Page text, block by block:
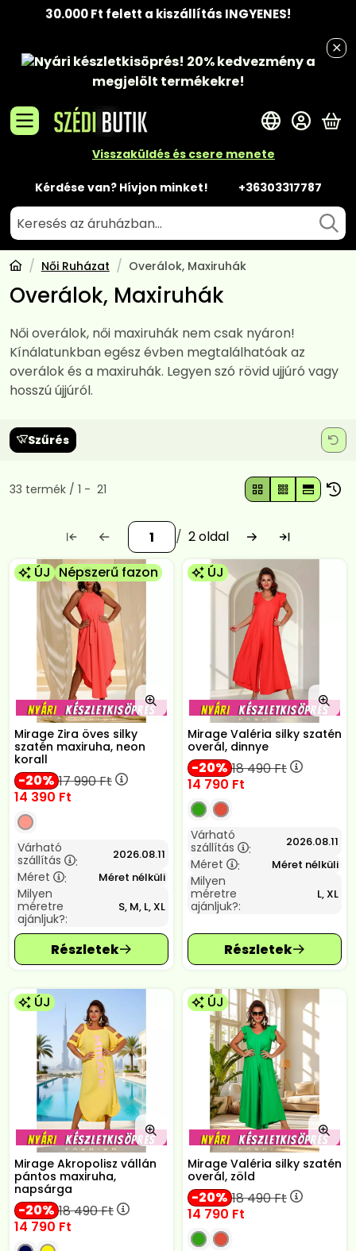
30.000 Ft felett a kiszállítás INGYENES!
Nyári készletkisöprés! 20% kedvezménya
megjelölt termékekre!
Visszaküldés és csere menete
Kérdése van? Hívjon minket! +36303317787
A
Női Ruházat Overálok, Maxiruhák
Overálok, Maxiruhák
Női overálok, női maxiruhák nem csak nyáron!
Kínálatunkban egész évben megtalálhatóak az
overálok és a maxiruhák. Legyen szó rövid ujjúró vagy
hosszú újjúról.
Szűrés
Összes termék a kategóriában
33 termék 1 21
2
ÚJ Népszerű fazon
Mirage Zira öves silky
szatén maxiruha, neon
korall
20 17 990Ft
14 390 Ft
Várható
szállítás
: 2026.08.11
Méret : Méret nélküli
Milyen
méretre
ajánljuk?:
S, M, L, XL
ÚJ
Mirage Valéria silky szatén
overál, dinnye
20 18 490Ft
14 790 Ft
Várható
szállítás
: 2026.08.11
Méret : Méret nélküli
Milyen
méretre
ajánljuk?:
L, XL
ÚJ
Mirage Akropolisz vállán
pántos maxiruha,
napsárga
20 18 490Ft
14 790 Ft
ÚJ
Mirage Valéria silky szatén
overál, zöld
20 18 490Ft
14 790 Ft